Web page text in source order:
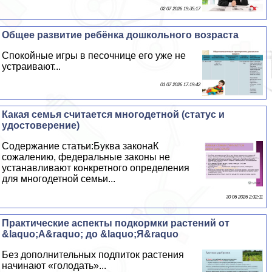
02 07 2026 19:35:17
Общее развитие ребёнка дошкольного возраста
Спокойные игры в песочнице его уже не
устраивают...
01 07 2026 17:19:42
Какая семья считается многодетной (статус и
удостоверение)
Содержание статьи:Буква законаК
сожалению, федеральные законы не
устанавливают конкретного определения
для многодетной семьи...
30 06 2026 2:32:11
Пpaктические аспекты подкормки растений от
&laquo;А&raquo; до &laquo;Я&raquo
Без дополнительных подпиток растения
начинают «голодать»...